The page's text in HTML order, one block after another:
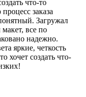
что-то
заказа
Загружал
все по
надежно.
яркие, четкость
хочет создать что-